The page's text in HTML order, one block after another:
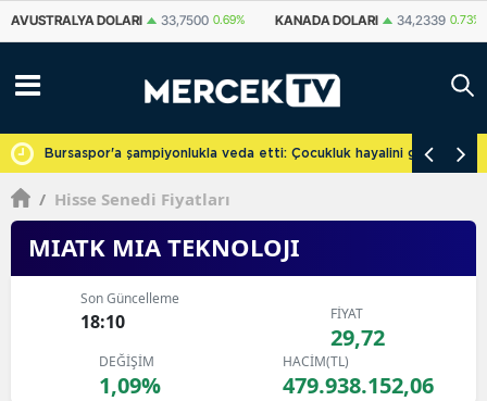
KANADA DOLARI 34,2339 0.73% İSVIÇRE FRANKI 59,1179 0.82%
Bursaspor'a şampiyonlukla veda etti: Çocukluk hayalini
/ Hisse Senedi Fiyatları
MIATK MIA TEKNOLOJI
Son Güncelleme
18:10 FİYAT
29,72
DEĞİŞİM
1,09%
HACİM(TL)
479.938.152,06